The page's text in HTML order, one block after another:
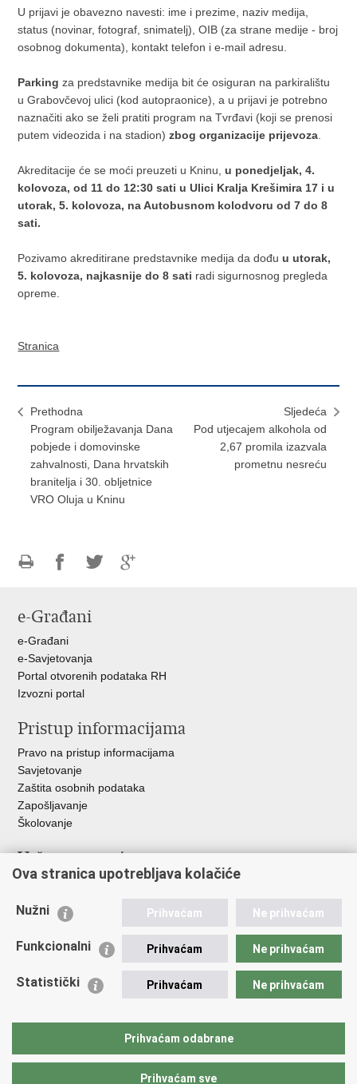
U prijavi je obavezno navesti: ime i prezime, naziv medija,
status (novinar, fotograf, snimatelj), OIB (za strane medije - broj
osobnog dokumenta), kontakt telefon i e-mail adresu.
Parkingza predstavnike medija bit će osiguran na parkiralištu
u Grabovčevoj ulici (kod autopraonice), a u prijavi je potrebno
naznačiti ako se želi pratiti program na Tvrđavi (koji se prenosi
putem videozida i na stadion)zbog organizacije prijevoza.
Akreditacije će se moći preuzeti u Kninu,u ponedjeljak, 4.
kolovoza, od 11 do 12:30 sati u Ulici Kralja Krešimira 17 i u
utorak, 5. kolovoza, na Autobusnom kolodvoru od 7 do 8
sati.
Pozivamo akreditirane predstavnike medija da dođuu utorak,
5. kolovoza, najkasnije do 8 sati radi sigurnosnog pregleda
opreme.
Stranica
Prethodna
Program obilježavanja Dana
pobjede i domovinske
zahvalnosti, Dana hrvatskih
branitelja i 30. obljetnice
VRO Oluja u Kninu
Sljedeća
Pod utjecajem alkohola od
2,67 promila izazvala
prometnu nesreću
FacebookuTwitteru
e-Građani
e-Građani
e-Savjetovanja
Portal otvorenih podataka RH
Izvozni portal
Pristup informacijama
Pravo na pristup informacijama
Savjetovanje
Zaštita osobnih podataka
Zapošljavanje
Školovanje
Važne poveznice
Ministarstvo unutarnjih poslova
Udruge
Policijska akademija
Zaklada policijske solidarnosti
Vučetić"
Ova stranica upotrebljava kolačiće
Nužni Prihvaćam Ne prihvaćam
Funkcionalni Prihvaćam Ne prihvaćam
Statistički Prihvaćam Ne prihvaćam
Prihvaćam odabrane
Prihvaćam sve